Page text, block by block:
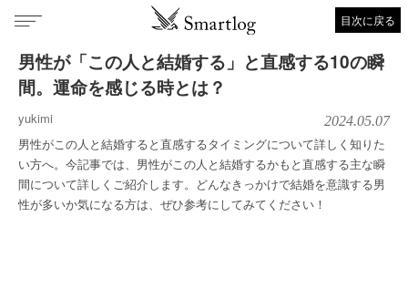
目次に戻る
男性が「この人と結婚する」と直感する10の瞬
間。運命を感じる時とは？
yukimi 2024.05.07
男性がこの人と結婚すると直感するタイミングについて詳しく知りた
い方へ。今記事では、男性がこの人と結婚するかもと直感する主な瞬
間について詳しくご紹介します。どんなきっかけで結婚を意識する男
性が多いか気になる方は、ぜひ参考にしてみてください！